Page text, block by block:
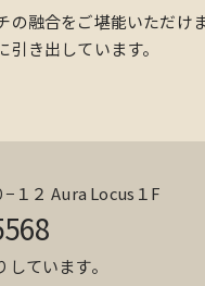
融合をご堪能いただけ
き出しています。
１２ Aura Locus１F
ています。